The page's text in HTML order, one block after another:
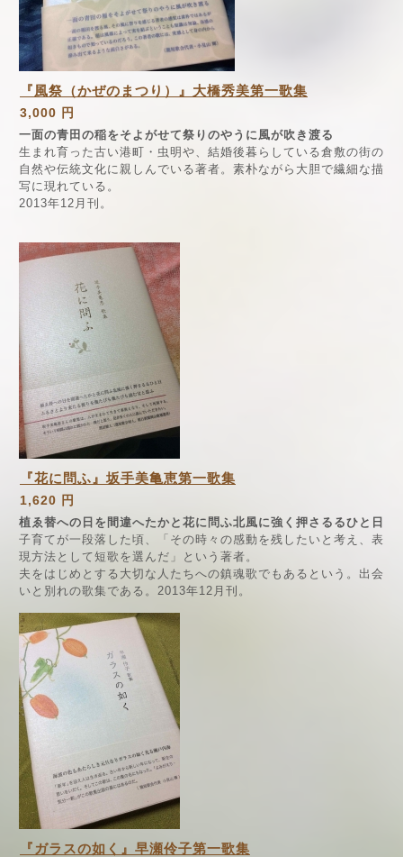
『風祭（かぜのまつり）』大橋秀美第一歌集
3,000 円
一面の青田の稲をそよがせて祭りのやうに風が吹き渡る
生まれ育った古い港町・虫明や、結婚後暮らしている倉敷の街の
自然や伝統文化に親しんでいる著者。素朴ながら大胆で繊細な描
写に現れている。
2013年12月刊。
『花に問ふ』坂手美亀恵第一歌集
1,620 円
植ゑ替への日を間違へたかと花に問ふ北風に強く押さるるひと日
子育てが一段落した頃、「その時々の感動を残したいと考え、表
現方法として短歌を選んだ」という著者。
夫をはじめとする大切な人たちへの鎮魂歌でもあるという。出会
いと別れの歌集である。2013年12月刊。
『ガラスの如く』早瀬伶子第一歌集